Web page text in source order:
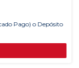
Pago) o Depósito